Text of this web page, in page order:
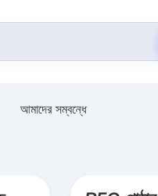
আমাদের সম্বন্ধে